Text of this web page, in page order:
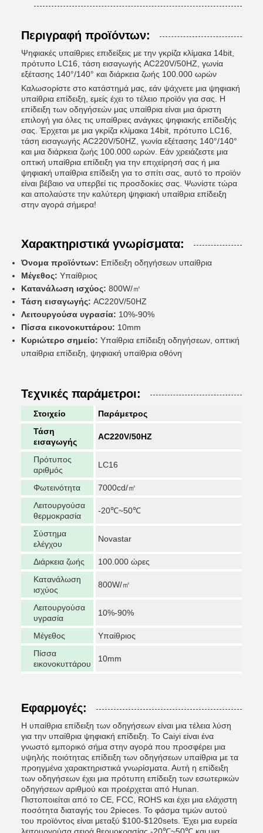
Περιγραφή προϊόντων:
Ψηφιακές υπαίθριες επιδείξεις με την γκρίζα κλίμακα 14bit,
πρότυπο LC16, τάση εισαγωγής AC220V/50HZ, γωνία
εξέτασης 140°/140° και διάρκεια ζωής 100.000 ωρών
Καλωσορίστε στο κατάστημά μας, εάν ψάχνετε μια ψηφιακή
υπαίθρια επίδειξη, εμείς έχει το τέλειο προϊόν για σας. Η
επίδειξη των οδηγήσεών μας υπαίθρια είναι μια άριστη
επιλογή για όλες τις υπαίθριες ανάγκες ψηφιακής επίδειξής
σας. Έρχεται με μια γκρίζα κλίμακα 14bit, πρότυπο LC16,
τάση εισαγωγής AC220V/50HZ, γωνία εξέτασης 140°/140°
και μια διάρκεια ζωής 100.000 ωρών. Εάν χρειάζεστε μια
οπτική υπαίθρια επίδειξη για την επιχείρησή σας ή μια
ψηφιακή υπαίθρια επίδειξη για το σπίτι σας, αυτό το προϊόν
είναι βέβαιο να υπερβεί τις προσδοκίες σας. Ψωνίστε τώρα
και απολαύστε την καλύτερη ψηφιακή υπαίθρια επίδειξη
στην αγορά σήμερα!
Χαρακτηριστικά γνωρίσματα:
Όνομα προϊόντων: Επίδειξη οδηγήσεων υπαίθρια
Μέγεθος: Υπαίθριος
Κατανάλωση ισχύος: 800W/㎡
Τάση εισαγωγής: AC220V/50HZ
Λειτουργούσα υγρασία: 10%-90%
Πίσσα εικονοκυττάρου: 10mm
Κυριώτερο σημείο: Υπαίθρια επίδειξη οδηγήσεων, οπτική
υπαίθρια επίδειξη, ψηφιακή υπαίθρια οθόνη
Τεχνικές παράμετροι:
Στοιχείο
Παράμετρος
Τάση
εισαγωγής
AC220V/50HZ
Πρότυπος
αριθμός
LC16
Φωτεινότητα
7000cd/㎡
Λειτουργούσα
θερμοκρασία
-20℃~50℃
Σύστημα
ελέγχου
Novastar
Διάρκεια ζωής
100.000 ώρες
Κατανάλωση
ισχύος
800W/㎡
Λειτουργούσα
υγρασία
10%-90%
Μέγεθος
Υπαίθριος
Πίσσα
εικονοκυττάρου
10mm
Εφαρμογές:
Η υπαίθρια επίδειξη των οδηγήσεων είναι μια τέλεια λύση
για την υπαίθρια ψηφιακή επίδειξη. Το Caiyi είναι ένα
γνωστό εμπορικό σήμα στην αγορά που προσφέρει μια
υψηλής ποιότητας επίδειξη των οδηγήσεων υπαίθρια με τα
προηγμένα χαρακτηριστικά γνωρίσματα. Αυτή η επίδειξη
των οδηγήσεων έχει μια πρότυπη επίδειξη των εσωτερικών
οδηγήσεων αριθμού και προέρχεται από Hunan.
Πιστοποιείται από το CE, FCC, ROHS και έχει μια ελάχιστη
ποσότητα διαταγής του 2pieces. Το φάσμα τιμών αυτού
του προϊόντος είναι μεταξύ $100-$120sets. Έχει μια ευρεία